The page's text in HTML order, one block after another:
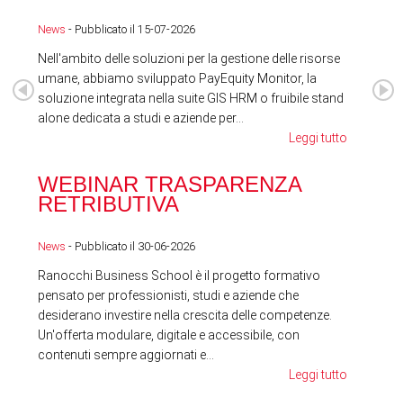
News - Pubblicato il 15-07-2026
Nell'ambito delle soluzioni per la gestione delle risorse
umane, abbiamo sviluppato PayEquity Monitor, la
soluzione integrata nella suite GIS HRM o fruibile stand
alone dedicata a studi e aziende per...
Leggi tutto
WEBINAR TRASPARENZA
RETRIBUTIVA
News - Pubblicato il 30-06-2026
Ranocchi Business School è il progetto formativo
pensato per professionisti, studi e aziende che
desiderano investire nella crescita delle competenze.
Un'offerta modulare, digitale e accessibile, con
contenuti sempre aggiornati e...
Leggi tutto